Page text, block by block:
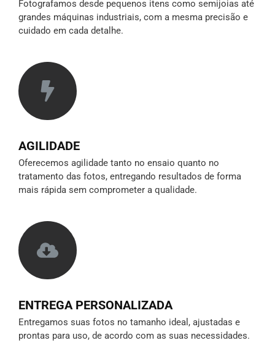
Fotografamos desde pequenos itens como semijoias até
grandes máquinas industriais, com a mesma precisão e
cuidado em cada detalhe.
AGILIDADE
Oferecemos agilidade tanto no ensaio quanto no
tratamento das fotos, entregando resultados de forma
mais rápida sem comprometer a qualidade.
ENTREGA PERSONALIZADA
Entregamos suas fotos no tamanho ideal, ajustadas e
prontas para uso, de acordo com as suas necessidades.